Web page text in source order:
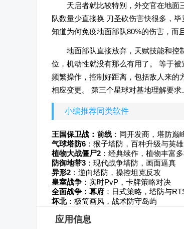
天启者就比较特别，外交官在地面
队数量少直接换 刀圣砍伤害快很多，
知道为何免疫地面部队80%的伤害，而
地面部队直接放弃，天赋技能和控
位，机动性就没有那么有用了。 等于
频繁操作，控制好距离，包括敌人来的
相应变更。 第三个星球对基地理解要求
小编推荐同类软件
王国保卫战：前线 ：同开发商，塔防巅
气球塔防6 ：猴子塔防，百种升级与英雄
植物大战僵尸2 ：经典续作，植物丰富
防御地带3 ：现代战争塔防，画面逼真
异形2 ：逆向塔防，操控坦克反攻
皇室战争 ：实时PvP，卡牌策略对决
全面战争：幕府 ：日式策略，塔防与
坏北：极简画风，战术防守岛屿
应用信息